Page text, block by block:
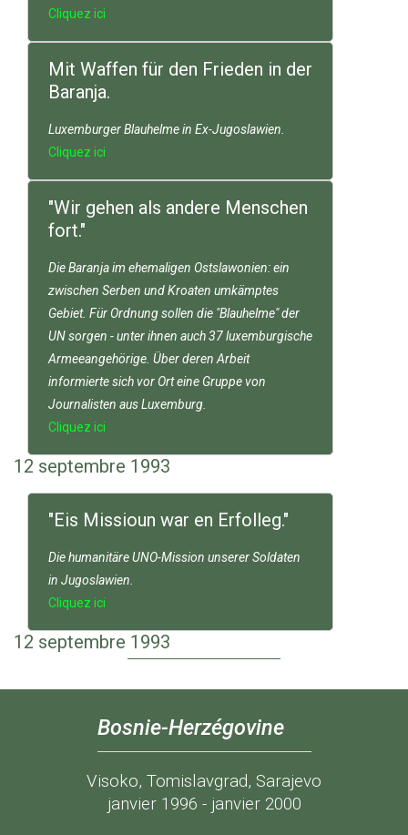
Cliquez ici
Mit Waffen für den Frieden in der
Baranja.
Luxemburger Blauhelme in Ex-Jugoslawien.
Cliquez ici
"Wir gehen als andere Menschen
fort."
Die Baranja im ehemaligen Ostslawonien: ein
zwischen Serben und Kroaten umkämptes
Gebiet. Für Ordnung sollen die "Blauhelme" der
UN sorgen - unter ihnen auch 37 luxemburgische
Armeeangehörige. Über deren Arbeit
informierte sich vor Ort eine Gruppe von
Journalisten aus Luxemburg.
Cliquez ici
12 septembre 1993
"Eis Missioun war en Erfolleg."
Die humanitäre UNO-Mission unserer Soldaten
in Jugoslawien.
Cliquez ici
12 septembre 1993
Bosnie-Herzégovine
Visoko, Tomislavgrad, Sarajevo
janvier 1996 - janvier 2000